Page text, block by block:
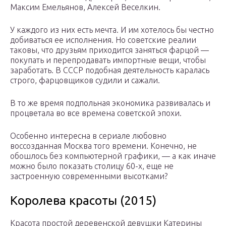
Максим Емельянов, Алексей Веселкин.
У каждого из них есть мечта. И им хотелось бы честно
добиваться ее исполнения. Но советские реалии
таковы, что друзьям приходится заняться фарцой —
покупать и перепродавать импортные вещи, чтобы
заработать. В СССР подобная деятельность каралась
строго, фарцовщиков судили и сажали.
В то же время подпольная экономика развивалась и
процветала во все времена советской эпохи.
Особенно интересна в сериале любовно
воссозданная Москва того времени. Конечно, не
обошлось без компьютерной графики, — а как иначе
можно было показать столицу 60-х, еще не
застроенную современными высотками?
Королева красоты (2015)
Красота простой деревенской девушки Катерины